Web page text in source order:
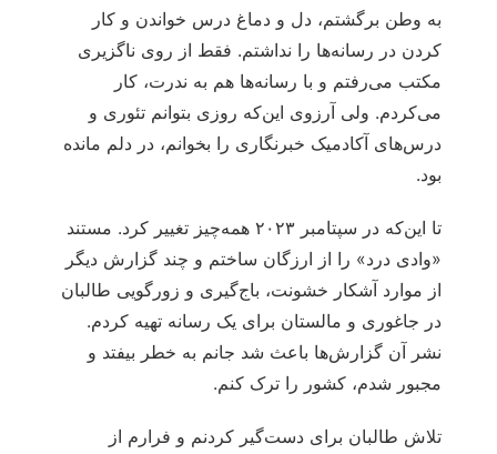
به وطن برگشتم، دل و دماغ درس خواندن و کار
کردن در رسانه‌ها را نداشتم. فقط از روی ناگزیری
مکتب می‌رفتم و با رسانه‌ها هم به ندرت، کار
می‌کردم. ولی آرزوی این‌که روزی بتوانم تئوری و
درس‌های آکادمیک خبرنگاری را بخوانم، در دلم مانده
بود.
تا این‌که در سپتامبر ۲۰۲۳ همه‌چیز تغییر کرد. مستند
«وادی درد» را از ارزگان ساختم و چند گزارش دیگر
از موارد آشکار خشونت، باج‌گیری و زورگویی طالبان
در جاغوری و مالستان برای یک رسانه تهیه کردم.
نشر آن گزارش‌ها باعث شد جانم به خطر بیفتد و
مجبور شدم، کشور را ترک کنم.
تلاش طالبان برای دست‌گیر کردنم و فرارم از